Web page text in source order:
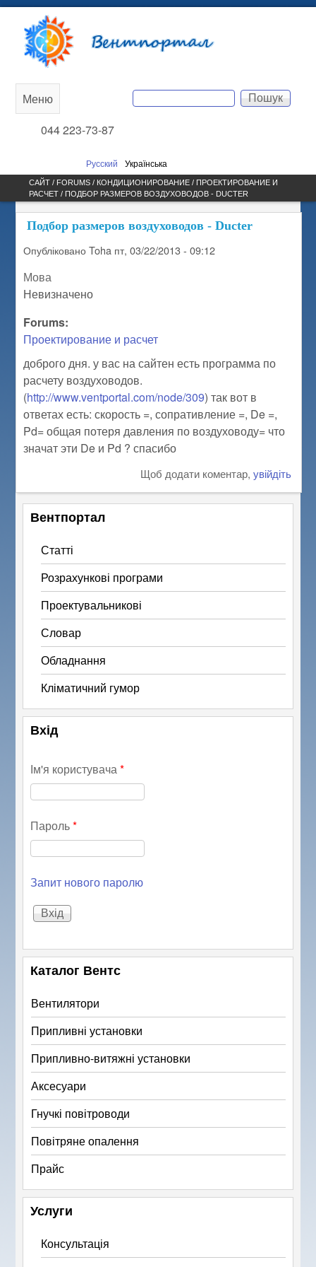
вмісту
Вентпортал
Пошукова форма
Пошук
044 223-73-87
Русский Українська
Main
menu
Меню
САЙТ /
ВИ Є ТУТ
FORUMS/ КОНДИЦИОНИРОВАНИЕ/ ПРОЕКТИРОВАНИЕ И
РАСЧЕТ/ ПОДБОР РАЗМЕРОВ ВОЗДУХОВОДОВ - DUCTER
Подбор размеров воздуховодов - Ducter
ОпублікованоToha пт, 03/22/2013 - 09:12
Мова
Невизначено
Forums:
Проектирование и расчет
доброго дня. у вас на сайтен есть программа по
расчету воздуховодов.
(http://www.ventportal.com/node/309) так вот в
ответах есть: скорость =, сопративление =, De =,
Pd= общая потеря давления по воздуховоду= что
значат эти De и Pd ? спасибо
Щоб додати коментар, увійдіть
Вентпортал
Статті
Розрахункові програми
Проектувальникові
Словар
Обладнання
Кліматичний гумор
Вхід
Ім'я користувача*
Пароль*
Запит нового паролю
Каталог Вентс
Вентилятори
Припливні установки
Припливно-витяжні установки
Аксесуари
Гнучкі повітроводи
Повітряне опалення
Прайс
Услуги
Консультація